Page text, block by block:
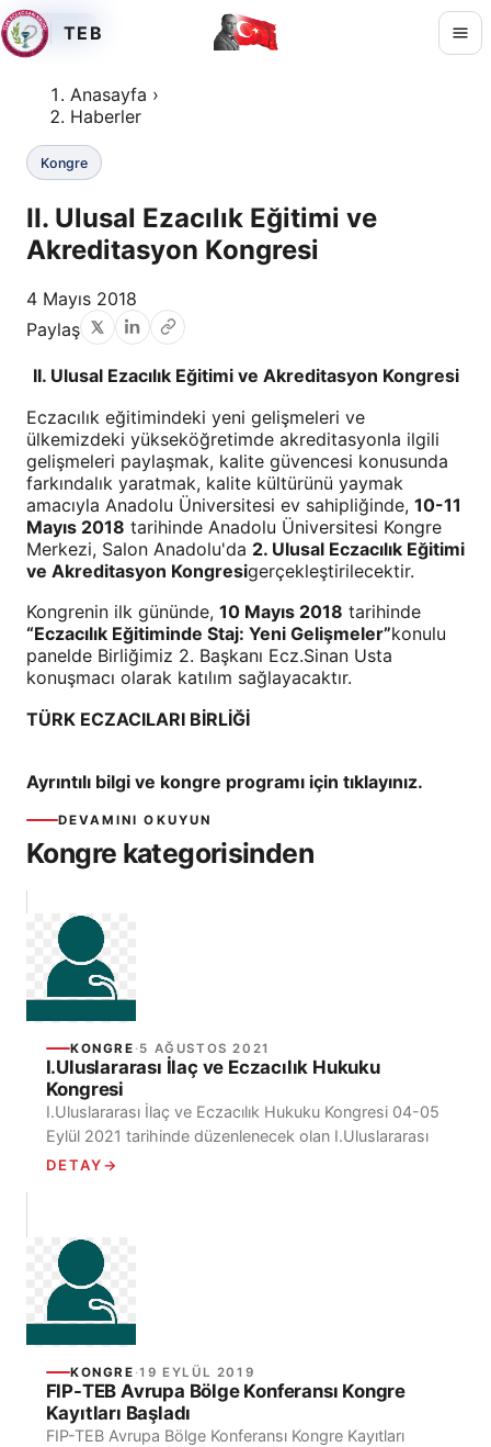
TEB
Anasayfa ›
Haberler
Kongre
II. Ulusal Ezacılık Eğitimi ve
Akreditasyon Kongresi
4 Mayıs 2018
Paylaş
II. Ulusal Ezacılık Eğitimi ve Akreditasyon Kongresi
Eczacılık eğitimindeki yeni gelişmeleri ve
ülkemizdeki yükseköğretimde akreditasyonla ilgili
gelişmeleri paylaşmak, kalite güvencesi konusunda
farkındalık yaratmak, kalite kültürünü yaymak
amacıyla Anadolu Üniversitesi ev sahipliğinde, 10-11
Mayıs 2018 tarihinde Anadolu Üniversitesi Kongre
Merkezi, Salon Anadolu'da 2. Ulusal Eczacılık Eğitimi
ve Akreditasyon Kongresigerçekleştirilecektir.
Kongrenin ilk gününde, 10 Mayıs 2018 tarihinde
“Eczacılık Eğitiminde Staj: Yeni Gelişmeler”konulu
panelde Birliğimiz 2. Başkanı Ecz.Sinan Usta
konuşmacı olarak katılım sağlayacaktır.
TÜRK ECZACILARI BİRLİĞİ
Ayrıntılı bilgi ve kongre programı için tıklayınız.
DEVAMINI OKUYUN
Kongre kategorisinden
KONGRE
KONGRE ·5 AĞUSTOS 2021
I.Uluslararası İlaç ve Eczacılık Hukuku
Kongresi
I.Uluslararası İlaç ve Eczacılık Hukuku Kongresi 04-05
Eylül 2021 tarihinde düzenlenecek olan I.Uluslararası
İlaç ve Eczacılık Hukuku Kongresi için bildiri ve
DETAY→
KONGRE
KONGRE ·19 EYLÜL 2019
FIP-TEB Avrupa Bölge Konferansı Kongre
Kayıtları Başladı
FIP-TEB Avrupa Bölge Konferansı Kongre Kayıtları
KONGRE